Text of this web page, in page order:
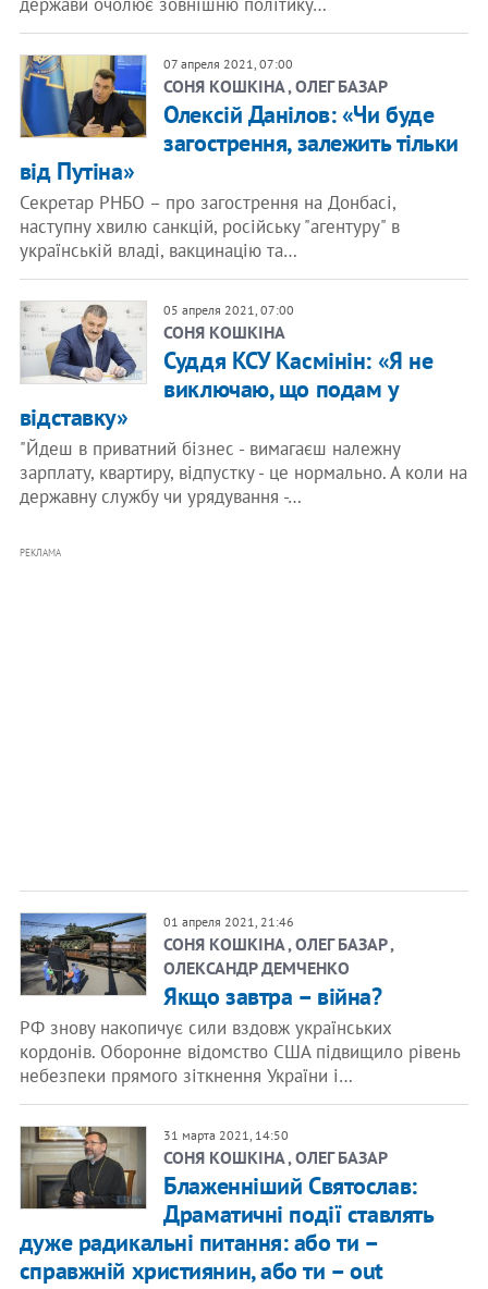
07 апреля 2021, 07:00
СОНЯ КОШКІНА , ОЛЕГ БАЗАР
Олексій Данілов: «Чи буде
загострення, залежить тільки
від Путіна»
Секретар РНБО – про загострення на Донбасі,
наступну хвилю санкцій, російську "агентуру" в
українській владі, вакцинацію та…
05 апреля 2021, 07:00
СОНЯ КОШКІНА
Суддя КСУ Касмінін: «Я не
виключаю, що подам у
відставку»
"Йдеш в приватний бізнес - вимагаєш належну
зарплату, квартиру, відпустку - це нормально. А коли на
державну службу чи урядування -…
РЕКЛАМА
01 апреля 2021, 21:46
СОНЯ КОШКІНА , ОЛЕГ БАЗАР ,
ОЛЕКСАНДР ДЕМЧЕНКО
Якщо завтра – війна?
РФ знову накопичує сили вздовж українських
кордонів. Оборонне відомство США підвищило рівень
небезпеки прямого зіткнення України і…
31 марта 2021, 14:50
СОНЯ КОШКІНА , ОЛЕГ БАЗАР
Блаженніший Святослав:
Драматичні події ставлять
дуже радикальні питання: або ти –
справжній християнин, або ти – out